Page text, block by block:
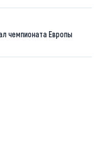
чемпионата Европы